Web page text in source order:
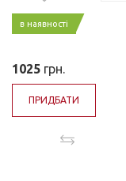
в наявності
1025 грн.
ПРИДБАТИ